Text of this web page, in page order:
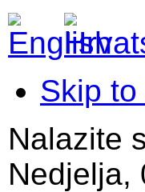
Skip
Nalazite
Nedjelja,